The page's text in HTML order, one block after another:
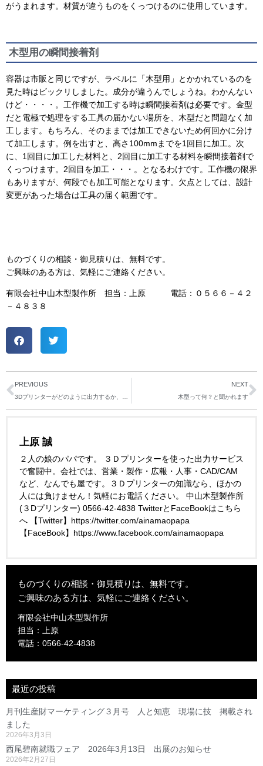
がうまれます。材質が違うものをくっつけるのに使用しています。
木型用の瞬間接着剤
容器は市販と同じですが、ラベルに「木型用」とかかれているのを
見た時はビックリしました。成分が違うんでしょうね。わかんない
けど・・・・。工作機で加工する時は瞬間接着剤は必要です。金型
だと電極で処理をする工具の届かない場所を、木型だと問題なく加
工します。もちろん、そのままでは加工できないため何回かに分け
て加工します。例を出すと、高さ100mmまでを1回目に加工。次
に、1回目に加工した材料と、2回目に加工する材料を瞬間接着剤で
くっつけます。2回目を加工・・・。となるわけです。工作機の限界
もありますが、何段でも加工可能となります。欠点としては、設計
変更があった場合は工具の届く範囲です。
ものづくりの相談・御見積りは、無料です。
ご興味のある方は、気軽にご連絡ください。
有限会社中山木型製作所 担当：上原 電話：０５６６－４２
－４８３８
PREVIOUS NEXT
木型って何？と聞かれます
上原 誠
２人の娘のパパです。 ３Ｄプリンターを使った出力サービス
で奮闘中。会社では、営業・製作・広報・人事・CAD/CAM
など、なんでも屋です。３Ｄプリンターの知識なら、ほかの
人には負けません！気軽にお電話ください。 中山木型製作所
(３Dプリンター) 0566-42-4838 TwitterとFaceBookはこちら
へ 【Twitter】https://twitter.com/ainamaopapa
【FaceBook】https://www.facebook.com/ainamaopapa
ものづくりの相談・御見積りは、無料です。
ご興味のある方は、気軽にご連絡ください。
有限会社中山木型製作所
担当：上原
電話：0566-42-4838
最近の投稿
月刊生産財マーケティング３月号 人と知恵 現場に技 掲載され
ました
2026年3月3日
西尾碧南就職フェア 2026年3月13日 出展のお知らせ
2026年2月27日